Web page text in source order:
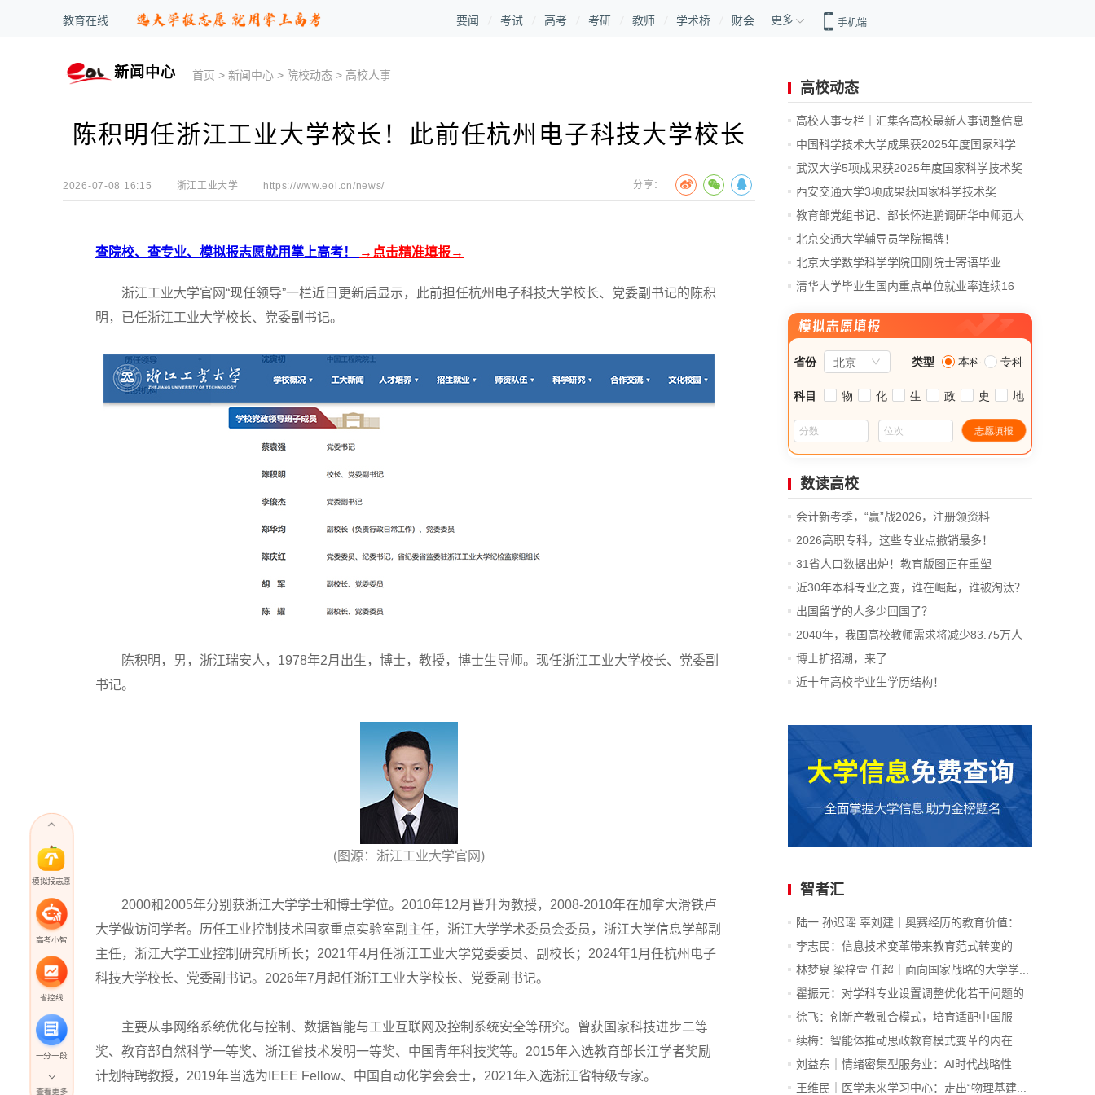
教育在线 要闻 考试 高考 考研 教师 学术桥 财会 更多 手机端
新闻中心 首页 >新闻中心 > 院校动态 > 高校人事
陈积明任浙江工业大学校长！此前任杭州电子科技大学校长
2026-07-08 16:15 浙江工业大学 https://www.eol.cn/news/ 分享：
查院校、查专业、模拟报志愿就用掌上高考！ →点击精准填报→
浙江工业大学官网“现任领导”一栏近日更新后显示，此前担任杭州电子科技大学校长、党委副书记的陈积
明，已任浙江工业大学校长、党委副书记。
陈积明，男，浙江瑞安人，1978年2月出生，博士，教授，博士生导师。现任浙江工业大学校长、党委副
书记。
(图源：浙江工业大学官网)
2000和2005年分别获浙江大学学士和博士学位。2010年12月晋升为教授，2008-2010年在加拿大滑铁卢
大学做访问学者。历任工业控制技术国家重点实验室副主任，浙江大学学术委员会委员，浙江大学信息学部副
主任，浙江大学工业控制研究所所长；2021年4月任浙江工业大学党委委员、副校长；2024年1月任杭州电子
科技大学校长、党委副书记。2026年7月起任浙江工业大学校长、党委副书记。
主要从事网络系统优化与控制、数据智能与工业互联网及控制系统安全等研究。曾获国家科技进步二等
奖、教育部自然科学一等奖、浙江省技术发明一等奖、中国青年科技奖等。2015年入选教育部长江学者奖励
计划特聘教授，2019年当选为IEEE Fellow、中国自动化学会会士，2021年入选浙江省特级专家。
高校动态
高校人事专栏｜汇集各高校最新人事调整信息
中国科学技术大学成果获2025年度国家科学
技...
武汉大学5项成果获2025年度国家科学技术奖
西安交通大学3项成果获国家科学技术奖
教育部党组书记、部长怀进鹏调研华中师范大
学
北京交通大学辅导员学院揭牌！
北京大学数学科学学院田刚院士寄语毕业
生：...
清华大学毕业生国内重点单位就业率连续16
模拟报志愿
高考小智
省控线
一分一段
查看更多
数读高校
会计新考季，“赢”战2026，注册领资料
2026高职专科，这些专业点撤销最多！
31省人口数据出炉！教育版图正在重塑
近30年本科专业之变，谁在崛起，谁被淘汰？
出国留学的人多少回国了？
2040年，我国高校教师需求将减少83.75万人
博士扩招潮，来了
近十年高校毕业生学历结构！
智者汇
陆一 孙迟瑶 辜刘建丨奥赛经历的教育价值：...
李志民：信息技术变革带来教育范式转变的
内...
林梦泉 梁梓萱 任超｜面向国家战略的大学学...
瞿振元：对学科专业设置调整优化若干问题的
认识
徐飞：创新产教融合模式，培育适配中国服
务...
续梅：智能体推动思政教育模式变革的内在
逻...
刘益东｜情绪密集型服务业：AI时代战略性
新...
王维民｜医学未来学习中心：走出“物理基建...